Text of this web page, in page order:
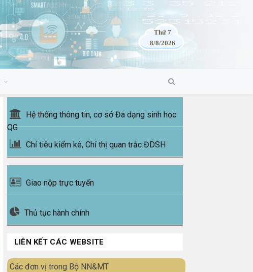
Thứ 7
8/8/2026
Hệ thống thông tin, cơ sở Đa dạng sinh học
QG
Chỉ tiêu kiểm kê, Chỉ thị quan trắc ĐDSH
Giao nộp trực tuyến
Thủ tục hành chính
LIÊN KẾT CÁC WEBSITE
Các đơn vị trong Bộ NN&MT